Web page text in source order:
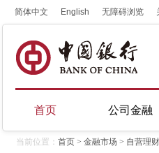
简体中文 English 无障碍浏览
首页 公司金融
当前位置： 首页 > 金融市场 > 自营理